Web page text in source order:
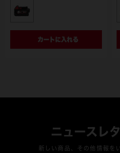
型番M18 B5 JP
カートに入れる
ニュースレ
新しい商品、その他情報を